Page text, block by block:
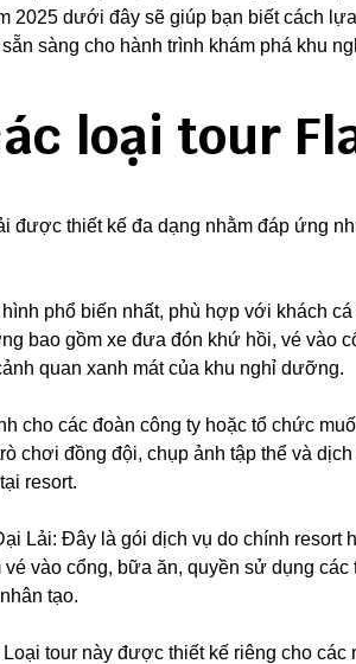
2025 dưới đây sẽ giúp bạn biết cách
sàng cho hành trình khám phá khu
loại tour
được thiết kế đa dạng nhằm đáp ứng
phổ biến nhất, phù hợp với khách
bao gồm xe đưa đón khứ hồi, vé vào
quan xanh mát của khu nghỉ dưỡng.
cho các đoàn công ty hoặc tổ chức
chơi đồng đội, chụp ảnh tập thể và
resort.
Lải: Đây là gói dịch vụ do chính resort
vào cổng, bữa ăn, quyền sử dụng
tạo.
tour này được thiết kế riêng cho